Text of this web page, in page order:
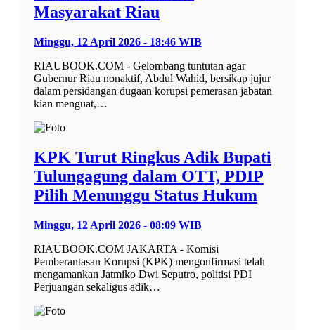
Masyarakat Riau
Minggu, 12 April 2026 - 18:46 WIB
RIAUBOOK.COM - Gelombang tuntutan agar
Gubernur Riau nonaktif, Abdul Wahid, bersikap jujur
dalam persidangan dugaan korupsi pemerasan jabatan
kian menguat,…
KPK Turut Ringkus Adik Bupati
Tulungagung dalam OTT, PDIP
Pilih Menunggu Status Hukum
Minggu, 12 April 2026 - 08:09 WIB
RIAUBOOK.COM JAKARTA - Komisi
Pemberantasan Korupsi (KPK) mengonfirmasi telah
mengamankan Jatmiko Dwi Seputro, politisi PDI
Perjuangan sekaligus adik…